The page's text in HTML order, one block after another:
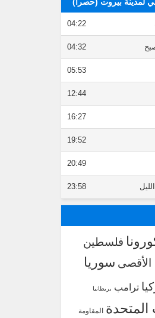
04:22
04:32
05:53
12:44
16:27
19:52
20:49
23:58
فلسطين
سوريا
ترامب بريطانيا
المتحدة المقاومة